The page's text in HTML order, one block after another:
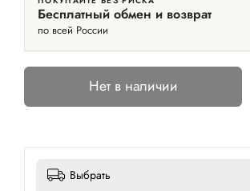
Бесплатный обмен и возврат
по всей России
Нет в наличии
Выбрать